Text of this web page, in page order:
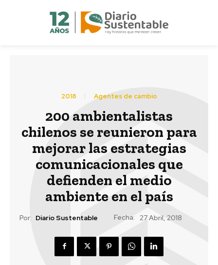
2018 Agentes de cambio
200 ambientalistas
chilenos se reunieron para
mejorar las estrategias
comunicacionales que
defienden el medio
ambiente en el país
Por: Diario Sustentable Fecha: 27 Abril, 2018